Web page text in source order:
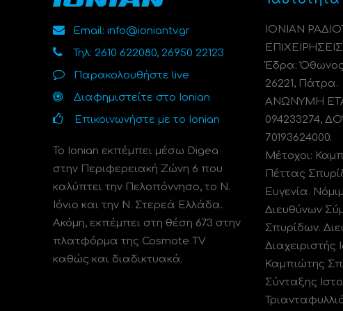
Email: info@ioniantv.gr
Τηλ: 2610 622080, 26950 22123
Παρακολουθήστε live
Διαφημιστείτε στο Ionian
Επικοινωνήστε με το Ionian
Το Ionian εκπέμπει μέσω Digea
στην Περιφερειακή Ζώνη 6 που
καλύπτει την Πελοπόννησο, το N.
Ιόνιο και την Ν. Στερεά Ελλάδα.
Ακόμη, εκπέμπει στη θέση 673 στην
πλατφόρμα της Cosmote TV
καθώς και διαδικτυακά.
ΙΟΝΙΑΝ
Έδρα: Όθωνος
26221, Πάτρα.
ΑΝΩΝΥΜΗ
094233274,
70193624000.
Μέτοχοι:
Πέττας
Ευγενία.
Διευθύνων
Σπυρίδων.
Διαχειριστής
Καμπιώτης
Σύνταξης